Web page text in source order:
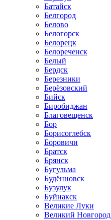
Батайск
Белгород
Белово
Белогорск
Белорецк
Белореченск
Белый
Бердск
Березники
Берёзовский
Бийск
Биробиджан
Благовещенск
Бор
Борисоглебск
Боровичи
Братск
Брянск
Бугульма
Будённовск
Бузулук
Буйнакск
Великие Луки
Великий Новгород